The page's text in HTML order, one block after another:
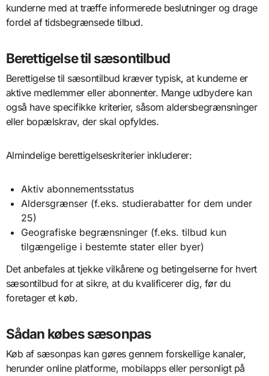
kunderne med at træffe informerede beslutninger og drage
fordel af tidsbegrænsede tilbud.
Berettigelse til sæsontilbud
Berettigelse til sæsontilbud kræver typisk, at kunderne er
aktive medlemmer eller abonnenter. Mange udbydere kan
også have specifikke kriterier, såsom aldersbegrænsninger
eller bopælskrav, der skal opfyldes.
Almindelige berettigelseskriterier inkluderer:
Aktiv abonnementsstatus
Aldersgrænser (f.eks. studierabatter for dem under
25)
Geografiske begrænsninger (f.eks. tilbud kun
tilgængelige i bestemte stater eller byer)
Det anbefales at tjekke vilkårene og betingelserne for hvert
sæsontilbud for at sikre, at du kvalificerer dig, før du
foretager et køb.
Sådan købes sæsonpas
Køb af sæsonpas kan gøres gennem forskellige kanaler,
herunder online platforme, mobilapps eller personligt på